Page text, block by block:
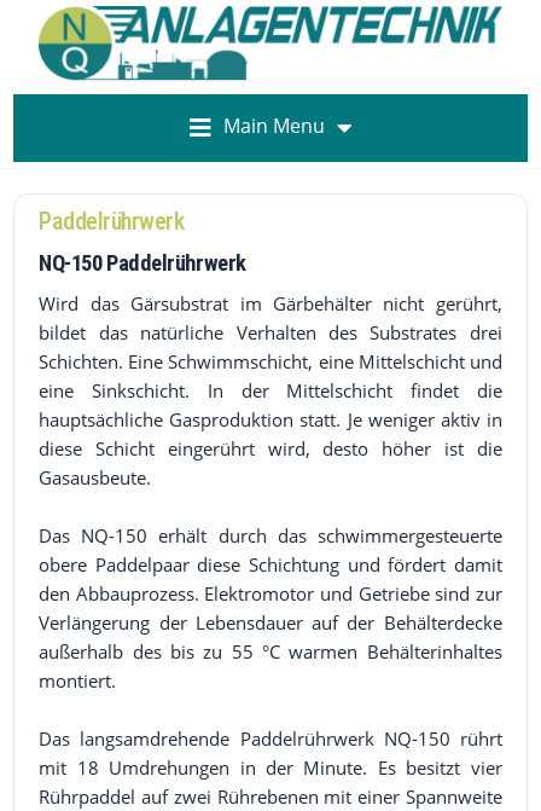
Main Menu
Paddelrührwerk
NQ-150 Paddelrührwerk
Wird das Gärsubstrat im Gärbehälter nicht gerührt,
bildet das natürliche Verhalten des Substrates drei
Schichten. Eine Schwimmschicht, eine Mittelschicht und
eine Sinkschicht. In der Mittelschicht findet die
hauptsächliche Gasproduktion statt. Je weniger aktiv in
diese Schicht eingerührt wird, desto höher ist die
Gasausbeute.
Das NQ-150 erhält durch das schwimmergesteuerte
obere Paddelpaar diese Schichtung und fördert damit
den Abbauprozess. Elektromotor und Getriebe sind zur
Verlängerung der Lebensdauer auf der Behälterdecke
außerhalb des bis zu 55 °C warmen Behälterinhaltes
montiert.
Das langsamdrehende Paddelrührwerk NQ-150 rührt
mit 18 Umdrehungen in der Minute. Es besitzt vier
Rührpaddel auf zwei Rührebenen mit einer Spannweite